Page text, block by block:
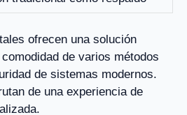
ofrecen una solución
de varios métodos
de sistemas modernos.
de una experiencia de